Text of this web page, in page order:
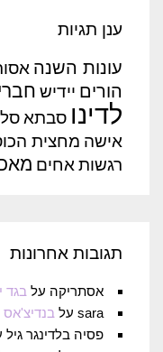
ענן תגיות
עונות השנה
הורים יידיש
לדינו סבתא
אישה מחצית
רגשות אחים
תגובות אחרונות
אסתריקה על בגד
sara על בנדיצ'אס
פסיה בלדינגר גיל